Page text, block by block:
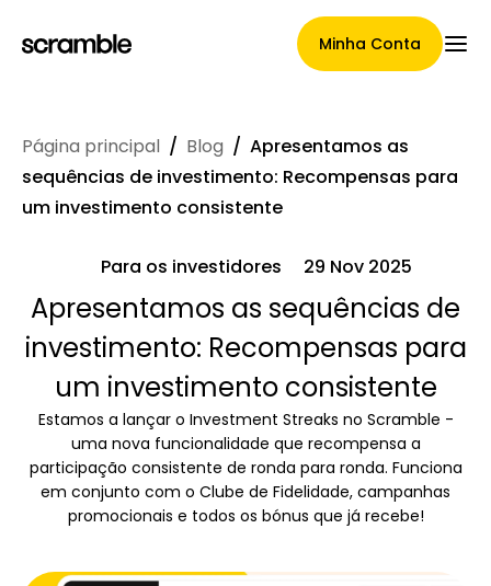
Minha Conta
Página Principal
Termos de cessão de
reclamações
Galeria de Marcas
Seleção de Marca
Página principal / Blog / Apresentamos as
sequências de investimento: Recompensas para
um investimento consistente
Para os investidores 29 Nov 2025
Apresentamos as sequências de
investimento: Recompensas para
um investimento consistente
Estamos a lançar o Investment Streaks no Scramble -
uma nova funcionalidade que recompensa a
participação consistente de ronda para ronda. Funciona
em conjunto com o Clube de Fidelidade, campanhas
promocionais e todos os bónus que já recebe!